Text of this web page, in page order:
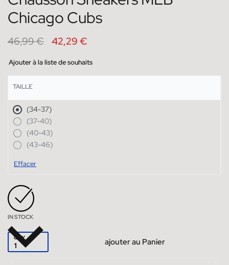
Chicago Cubs
46,99€ 42,29 €
Ajouter à la liste de souhaits
TAILLE
(34-37)
(37-40)
(40-43)
(43-46)
Effacer
IN STOCK
QTY ajouter au Panier